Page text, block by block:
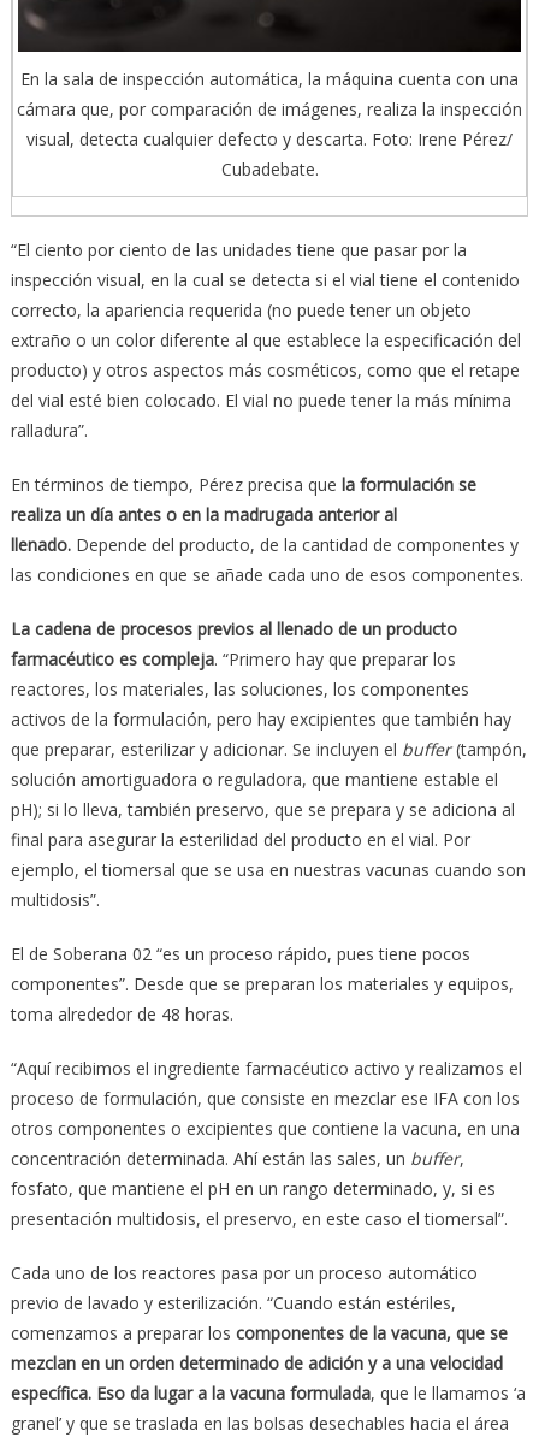
En la sala de inspección automática, la máquina cuenta con una
cámara que, por comparación de imágenes, realiza la inspección
visual, detecta cualquier defecto y descarta. Foto: Irene Pérez/
Cubadebate.
“El ciento por ciento de las unidades tiene que pasar por la
inspección visual, en la cual se detecta si el vial tiene el contenido
correcto, la apariencia requerida (no puede tener un objeto
extraño o un color diferente al que establece la especificación del
producto) y otros aspectos más cosméticos, como que el retape
del vial esté bien colocado. El vial no puede tener la más mínima
ralladura”.
En términos de tiempo, Pérez precisa que la formulación se
realiza un día antes o en la madrugada anterior al
llenado.Depende del producto, de la cantidad de componentes y
las condiciones en que se añade cada uno de esos componentes.
La cadena de procesos previos al llenado de un producto
farmacéutico es compleja. “Primero hay que preparar los
reactores, los materiales, las soluciones, los componentes
activos de la formulación, pero hay excipientes que también hay
que preparar, esterilizar y adicionar. Se incluyen el buffer(tampón,
solución amortiguadora o reguladora, que mantiene estable el
pH); si lo lleva, también preservo, que se prepara y se adiciona al
final para asegurar la esterilidad del producto en el vial. Por
ejemplo, el tiomersal que se usa en nuestras vacunas cuando son
multidosis”.
El de Soberana 02 “es un proceso rápido, pues tiene pocos
componentes”. Desde que se preparan los materiales y equipos,
toma alrededor de 48 horas.
“Aquí recibimos el ingrediente farmacéutico activo y realizamos el
proceso de formulación, que consiste en mezclar ese IFA con los
otros componentes o excipientes que contiene la vacuna, en una
concentración determinada. Ahí están las sales, un buffer,
fosfato, que mantiene el pH en un rango determinado, y, si es
presentación multidosis, el preservo, en este caso el tiomersal”.
Cada uno de los reactores pasa por un proceso automático
previo de lavado y esterilización. “Cuando están estériles,
comenzamos a preparar los componentes de la vacuna, que se
mezclan en un orden determinado de adición y a una velocidad
específica. Eso da lugar a la vacuna formulada, que le llamamos ‘a
granel’ y que se traslada en las bolsas desechables hacia el área